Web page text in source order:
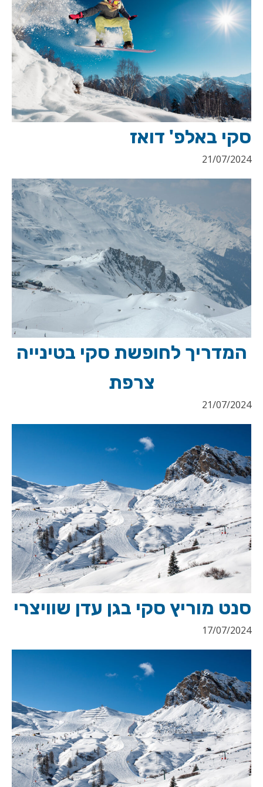
סקי באלפ' דואז
21/07/2024
המדריך לחופשת סקי בטינייה
צרפת
21/07/2024
סנט מוריץ סקי בגן עדן שוויצרי
17/07/2024